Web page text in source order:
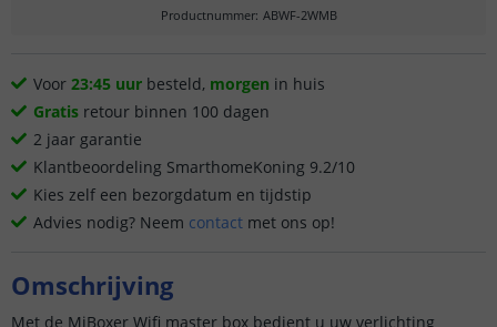
Productnummer: ABWF-2WMB
Voor 23:45 uur besteld, morgen in huis
Gratis retour binnen 100 dagen
2 jaar garantie
Klantbeoordeling SmarthomeKoning 9.2/10
Kies zelf een bezorgdatum en tijdstip
Advies nodig? Neem contact met ons op!
Omschrijving
Met de MiBoxer Wifi master box bedient u uw verlichting